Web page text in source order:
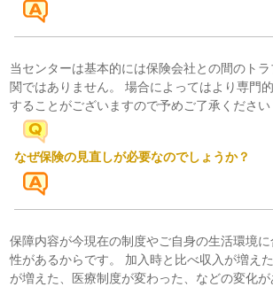
当センターは基本的には保険会社との間のト
関ではありません。 場合によってはより専門
することがございますので予めご了承ください
なぜ保険の見直しが必要なのでしょうか？
保障内容が今現在の制度やご自身の生活環境
性があるからです。 加入時と比べ収入が増え
が増えた、医療制度が変わった、などの変化